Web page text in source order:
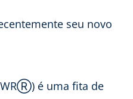
seu novo
é uma fita de